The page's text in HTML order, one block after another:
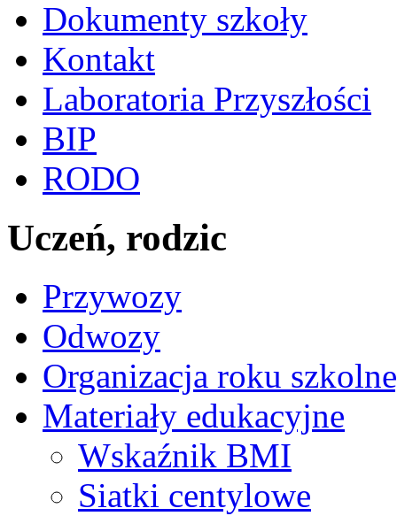
Dokumenty szkoły
Kontakt
Laboratoria Przyszłości
BIP
RODO
Uczeń, rodzic
Przywozy
Odwozy
Organizacja roku
Materiały edukacyjne
Wskaźnik BMI
Siatki centylowe